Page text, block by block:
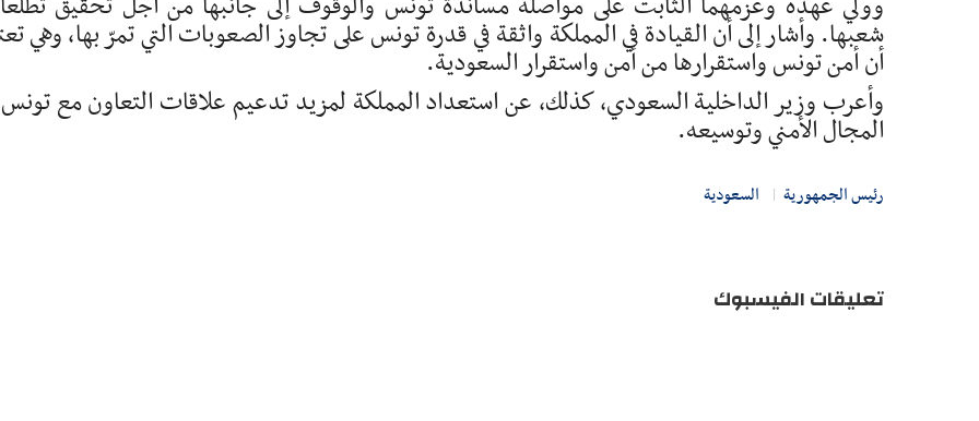
شعبها. وأشار إلى أن القيادة في المملكة واثقة في قدرة تونس على تجاوز الصعوبات التي تمرّ بها، وهي
أن أمن تونس واستقرارها من أمن واستقرار السعودية.
وأعرب وزير الداخلية السعودي، كذلك، عن استعداد المملكة لمزيد تدعيم علاقات التعاون مع
المجال الأمني وتوسيعه.
رئيس الجمهورية السعودية
تعليقات الفيسبوك